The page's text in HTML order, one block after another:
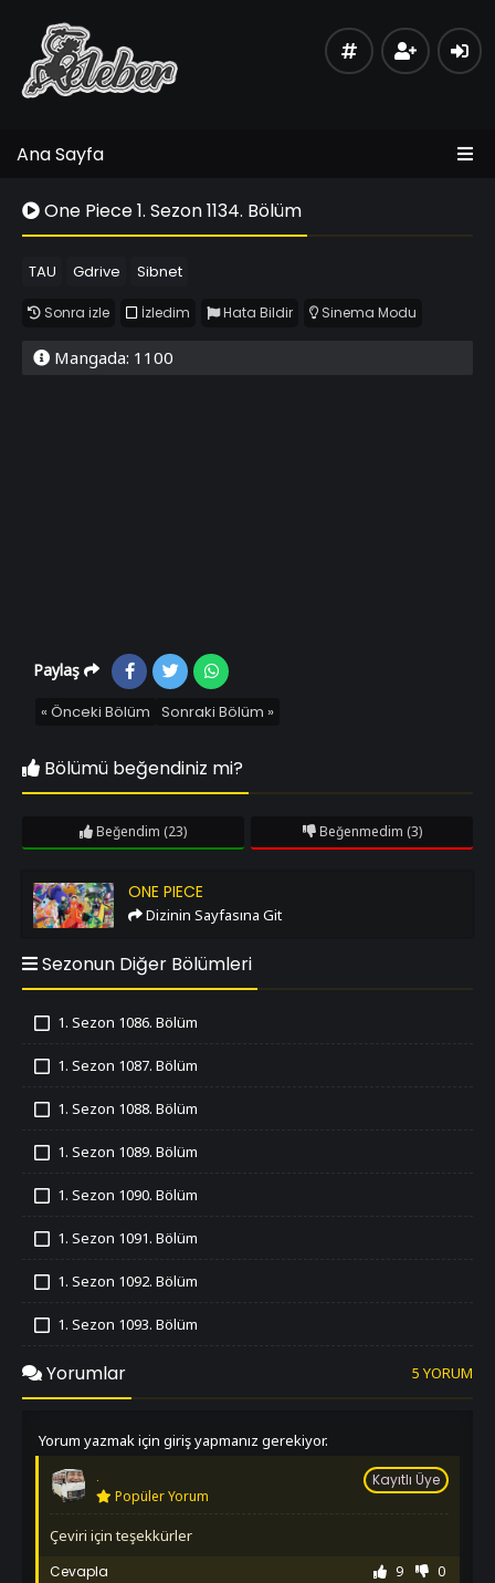
Ana Sayfa
One Piece 1. Sezon 1134. Bölüm
TAU Gdrive Sibnet
Sonra izle İzledim Hata Bildir Sinema Modu
Mangada: 1100
Paylaş
« Önceki Bölüm Sonraki Bölüm »
Bölümü beğendiniz mi?
Beğendim (23) Beğenmedim (3)
One Piece ONE PIECE
Dizinin Sayfasına Git
Sezonun Diğer Bölümleri
1. Sezon 1086. Bölüm
1. Sezon 1087. Bölüm
1. Sezon 1088. Bölüm
1. Sezon 1089. Bölüm
1. Sezon 1090. Bölüm
1. Sezon 1091. Bölüm
1. Sezon 1092. Bölüm
1. Sezon 1093. Bölüm
İzledim
1. Sezon 1094. Bölüm
İzledim
İzledim
1. Sezon 1096. Bölüm
İzledim
1. Sezon 1097. Bölüm
İzledim
1. Sezon 1098. Bölüm
Yorumlar 5 YORUM
Yorum yazmak için giriş yapmanız gerekiyor.
.
Kayıtlı Üye
Popüler Yorum
Çeviri için teşekkürler
9 0
Cevapla